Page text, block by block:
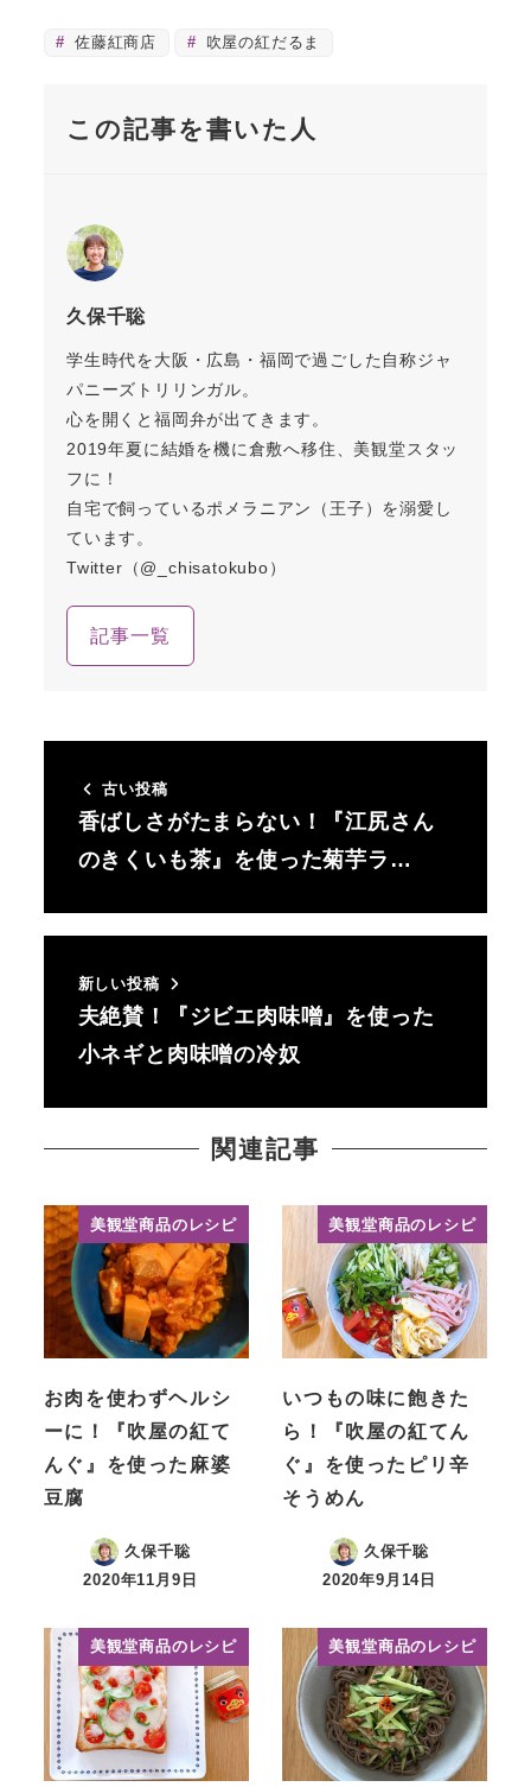
佐藤紅商店 吹屋の紅だるま
この記事を書いた人
久保千聡
学生時代を大阪・広島・福岡で過ごした自称ジャ
パニーズトリリンガル。
心を開くと福岡弁が出てきます。
2019年夏に結婚を機に倉敷へ移住、美観堂スタッ
フに！
自宅で飼っているポメラニアン（王子）を溺愛し
ています。
Twitter（@_chisatokubo）
記事一覧
古い投稿
香ばしさがたまらない！『江尻さん
のきくいも茶』を使った菊芋ラ…
新しい投稿
夫絶賛！『ジビエ肉味噌』を使った
小ネギと肉味噌の冷奴
関連記事
美観堂商品のレシピ
お肉を使わずヘルシ
ーに！『吹屋の紅て
んぐ』を使った麻婆
豆腐
久保千聡
投稿日
2020年11月9日
美観堂商品のレシピ
いつもの味に飽きた
ら！『吹屋の紅てん
ぐ』を使ったピリ辛
そうめん
久保千聡
投稿日
2020年9月14日
美観堂商品のレシピ 美観堂商品のレシピ